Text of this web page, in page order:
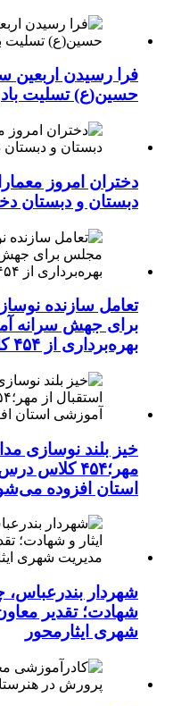
فرا رسیدن اربعین
حسین(ع) تسلیت باد
دختران امروز
دبستان و دبستان
تعامل سازنده
برای جهش سرانه
بهره‌برداری از ۴۵۴ کلاس درس تا مهرماه
خیز بلند نوسازی
مهر؛۴۵۴
استان افزوده
شهردار بندرعباس،
شهادت؛ تقدیر
شهری ایثارمحور